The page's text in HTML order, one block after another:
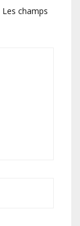
Les champs